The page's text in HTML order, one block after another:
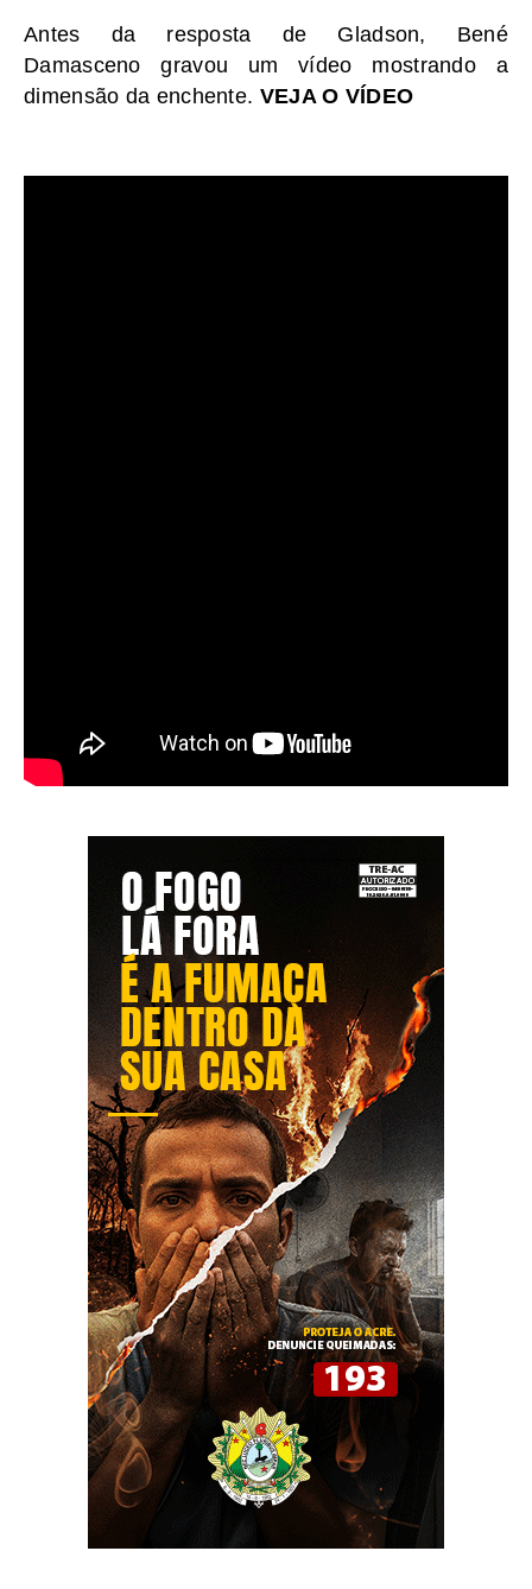
Antes da resposta de Gladson, Bené
Damasceno gravou um vídeo mostrando a
dimensão da enchente. VEJA O VÍDEO